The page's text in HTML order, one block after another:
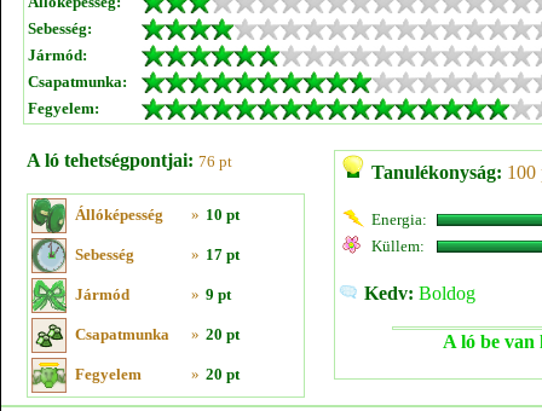
Sebesség:
Jármód:
Csapatmunka:
Fegyelem:
A ló tehetségpontjai: 76 pt
Állóképesség » 10 pt
Sebesség » 17 pt
Jármód » 9 pt
Csapatmunka » 20 pt
Fegyelem » 20 pt
Tanulékonyság: 100
Energia:
Küllem:
Kedv: Boldog
A ló be van